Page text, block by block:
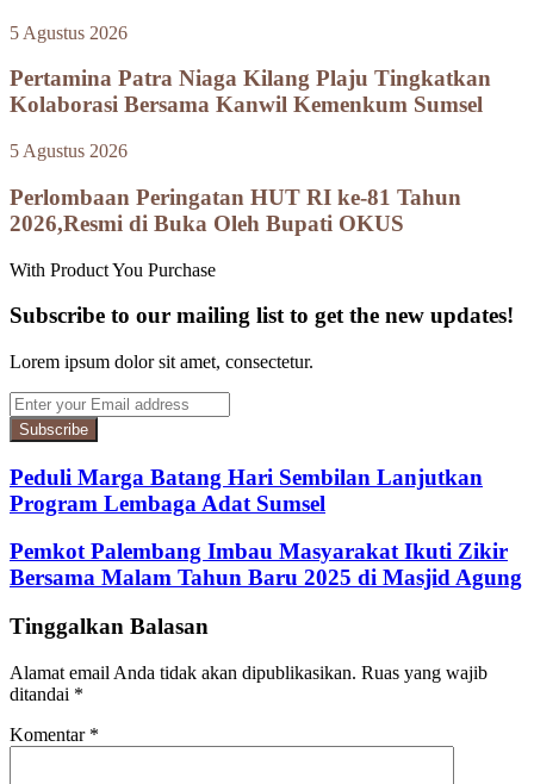
5 Agustus 2026
Pertamina Patra Niaga Kilang Plaju Tingkatkan
Kolaborasi Bersama Kanwil Kemenkum Sumsel
5 Agustus 2026
Perlombaan Peringatan HUT RI ke-81 Tahun
2026,Resmi di Buka Oleh Bupati OKUS
With Product You Purchase
Subscribe to our mailing list to get the new updates!
Lorem ipsum dolor sit amet, consectetur.
Enter
your
Email
address
Peduli Marga Batang Hari Sembilan Lanjutkan
Program Lembaga Adat Sumsel
Pemkot Palembang Imbau Masyarakat Ikuti Zikir
Bersama Malam Tahun Baru 2025 di Masjid Agung
Tinggalkan Balasan
Alamat email Anda tidak akan dipublikasikan. Ruas yang wajib
ditandai *
Komentar *